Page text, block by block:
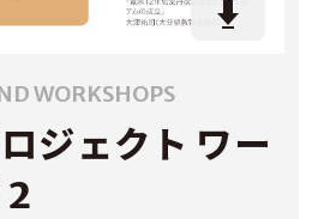
WORKSHOPS
ジェクト ワー
2